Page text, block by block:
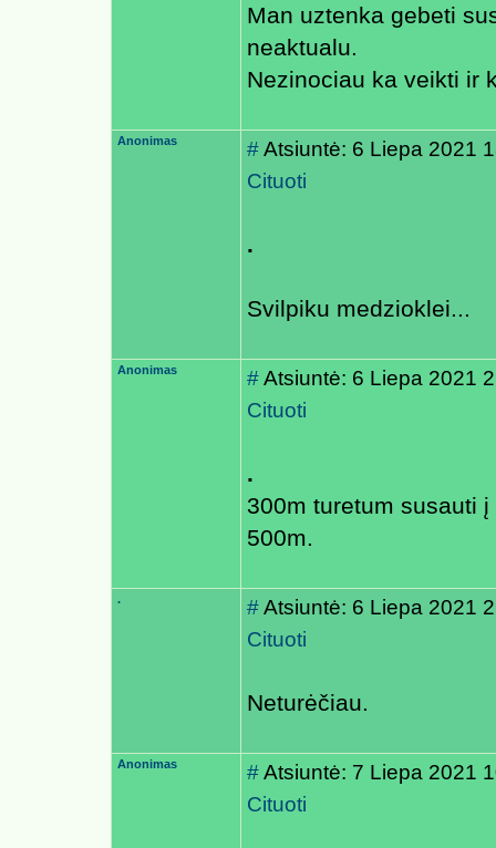
Man uztenka gebeti
neaktualu.
Nezinociau ka veikti ir
Anonimas #Atsiuntė: 6 Liepa 2021
Cituoti
.
Svilpiku medzioklei...
Anonimas #Atsiuntė: 6 Liepa 2021
Cituoti
.
300m turetum susauti
500m.
. #Atsiuntė: 6 Liepa 2021
Cituoti
Neturėčiau.
Anonimas #Atsiuntė: 7 Liepa 2021
Cituoti